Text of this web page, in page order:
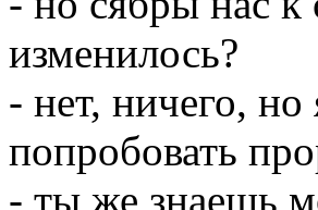
изменилось?
- нет, ничего,
попробовать
- ты же знаешь